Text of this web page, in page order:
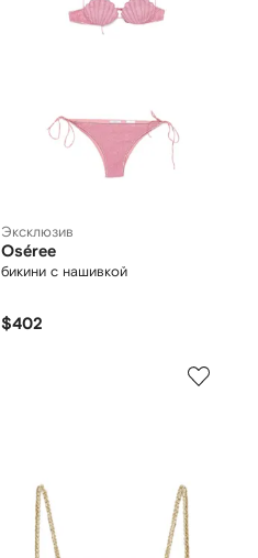
Эксклюзив
Oséree
бикини с нашивкой
$402